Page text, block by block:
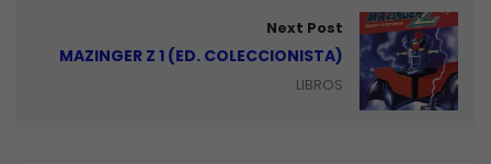
Next Post
MAZINGER Z 1 (ED. COLECCIONISTA)
LIBROS